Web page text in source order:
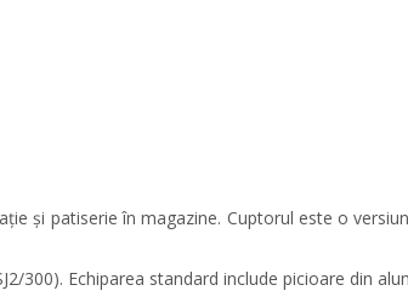
și patiserie în magazine. Cuptorul este o
300). Echiparea standard include picioare din